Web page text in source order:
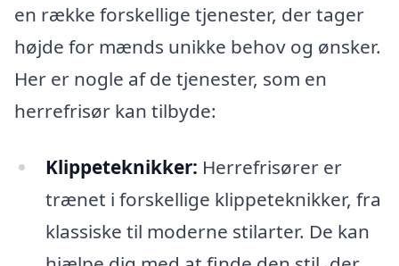
en række forskellige tjenester, der tager
højde for mænds unikke behov og ønsker.
Her er nogle af de tjenester, som en
herrefrisør kan tilbyde:
Klippeteknikker: Herrefrisører er
trænet i forskellige klippeteknikker, fra
klassiske til moderne stilarter. De kan